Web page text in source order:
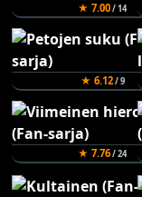
★ 7.00/ 14
★ 6.12/ 9
★ 7.76/ 24